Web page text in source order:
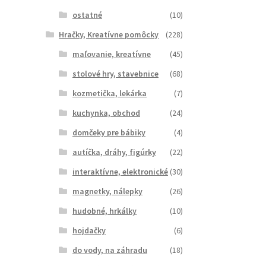
ostatné
(10)
Hračky, Kreatívne pomôcky
(228)
maľovanie, kreatívne
(45)
stolové hry, stavebnice
(68)
kozmetička, lekárka
(7)
kuchynka, obchod
(24)
domčeky pre bábiky
(4)
autíčka, dráhy, figúrky
(22)
interaktívne, elektronické (30)
magnetky, nálepky
(26)
hudobné, hrkálky
(10)
hojdačky
(6)
do vody, na záhradu
(18)